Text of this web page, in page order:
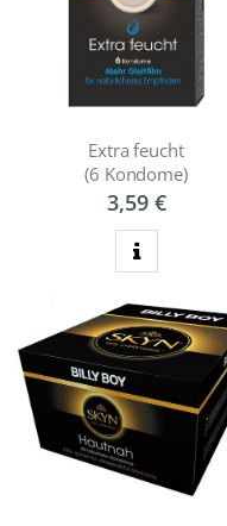
Extra feucht
(6 Kondome)
3,59 €